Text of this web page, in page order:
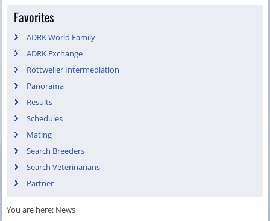
Favorites
ADRK World Family
ADRK Exchange
Rottweiler Intermediation
Panorama
Results
Schedules
Mating
Search Breeders
Search Veterinarians
Partner
You are here: News